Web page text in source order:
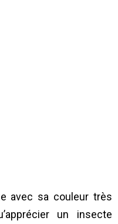
avec sa couleur très
un insecte